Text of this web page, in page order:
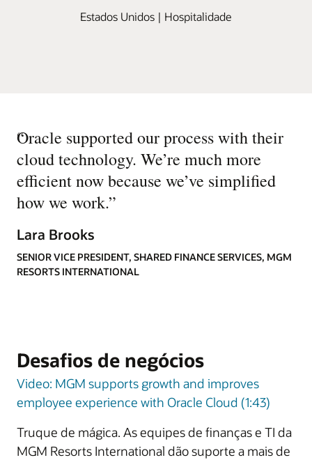
Estados Unidos | Hospitalidade
“
Oracle supported our process with their
cloud technology. We’re much more
efficient now because we’ve simplified
how we work.”
Lara Brooks
SENIOR VICE PRESIDENT, SHARED FINANCE SERVICES, MGM
RESORTS INTERNATIONAL
Desafios de negócios
Video: MGM supports growth and improves
employee experience with Oracle Cloud (1:43)
Truque de mágica. As equipes de finanças e TI da
MGM Resorts International dão suporte a mais de